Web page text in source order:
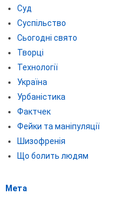
Суд
Суспільство
Сьогодні свято
Творці
Технології
Україна
Урбаністика
Фактчек
Фейки та маніпуляції
Шизофренія
Що болить людям
Мета